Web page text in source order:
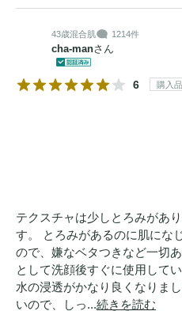
43歳混合肌 1214件
cha-manさん
6 購入品
テクスチャは少しとろみがあ
す。 とろみがあるのに肌にな
ので、嫌なベタつきなど一切
として洗顔後すぐに使用して
水の浸透がかなり良くなりま
いので、しっ...続きを読む